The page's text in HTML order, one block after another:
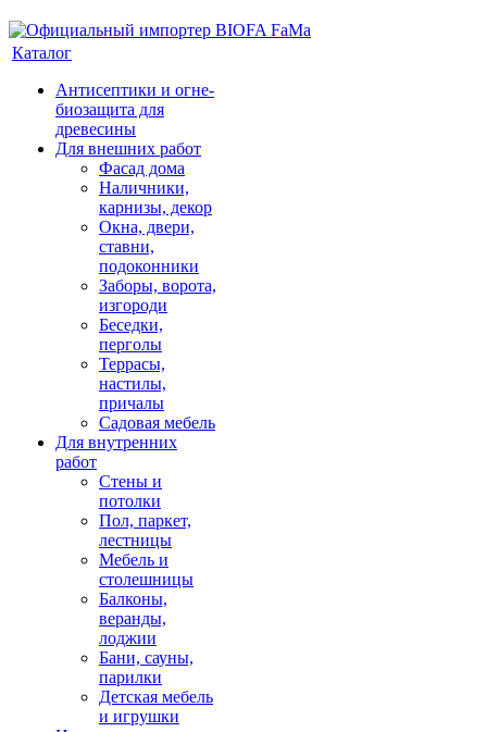
Каталог
Антисептики и огне-
биозащита для
древесины
Для внешних работ
Фасад дома
Наличники,
карнизы, декор
Окна, двери,
ставни,
подоконники
Заборы, ворота,
изгороди
Беседки,
перголы
Террасы,
настилы,
причалы
Садовая мебель
Для внутренних
работ
Стены и
потолки
Пол, паркет,
лестницы
Мебель и
столешницы
Балконы,
веранды,
лоджии
Бани, сауны,
парилки
Детская мебель
и игрушки